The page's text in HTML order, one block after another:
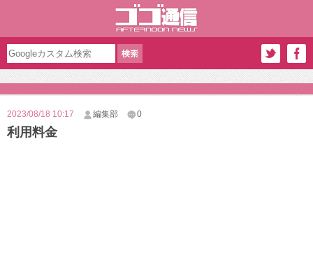
2023/08/18 10:17 編集部 0
利用料金